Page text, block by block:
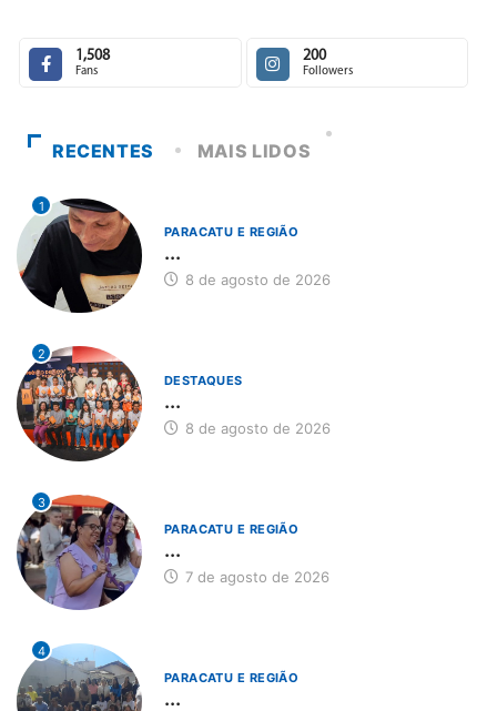
1,508
Fans
200
Followers
RECENTES MAIS LIDOS
1
PARACATU E REGIÃO
...
8 de agosto de 2026
2
DESTAQUES
...
8 de agosto de 2026
3
PARACATU E REGIÃO
...
7 de agosto de 2026
4
PARACATU E REGIÃO
...